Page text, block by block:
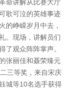
命讲解从比赛大厅
歌可泣的英雄事迹
的峥嵘岁月中去，
。现场，讲解员们
了观众阵阵掌声。
张丽佳和聂荣臻元
三等奖，来自宋庆
城等10名选手获得